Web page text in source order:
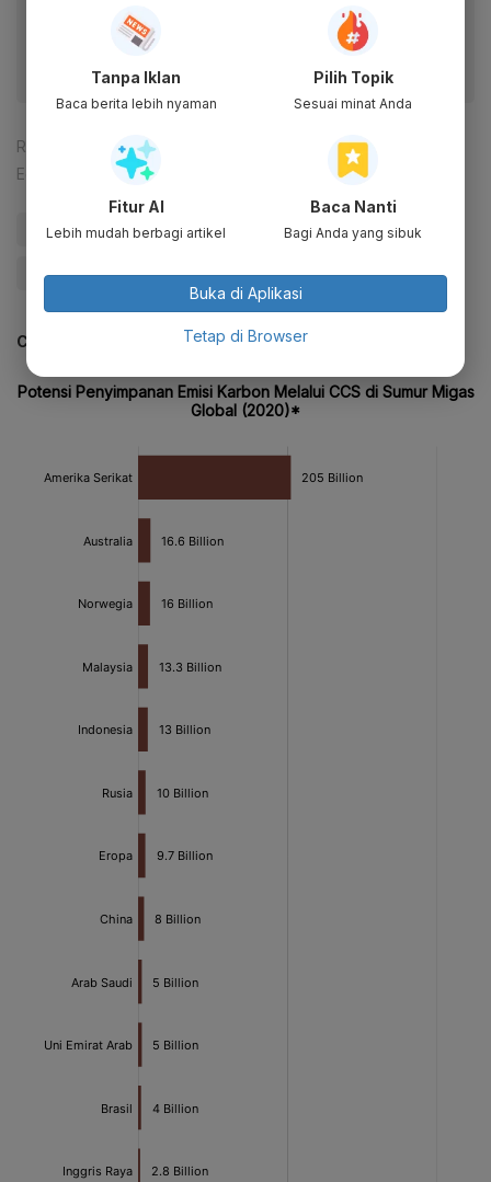
fitur menarik lainnya lewat aplikasi mobile Katadata.
Reporter:
Djati Waluyo
Editor:
Tia Dwitiani Komalasari
#CCS #PLTU #Luhut #Penangkapan Karbon
#Katadata Green #Update Me
CEK JUGA DATA INI
Tanpa Iklan
Baca berita lebih nyaman
Pilih Topik
Sesuai minat Anda
Fitur AI
Lebih mudah berbagi artikel
Baca Nanti
Bagi Anda yang sibuk
Buka di Aplikasi
Tetap di Browser